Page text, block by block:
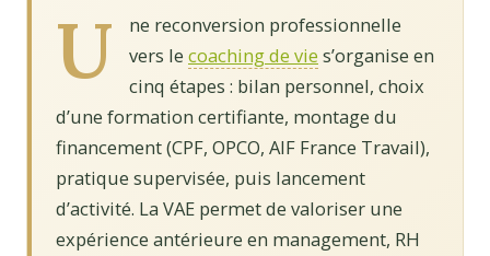
U
ne reconversion professionnelle
vers le coaching de vie s’organise en
cinq étapes : bilan personnel, choix
d’une formation certifiante, montage du
financement (CPF, OPCO, AIF France Travail),
pratique supervisée, puis lancement
d’activité. La VAE permet de valoriser une
expérience antérieure en management, RH